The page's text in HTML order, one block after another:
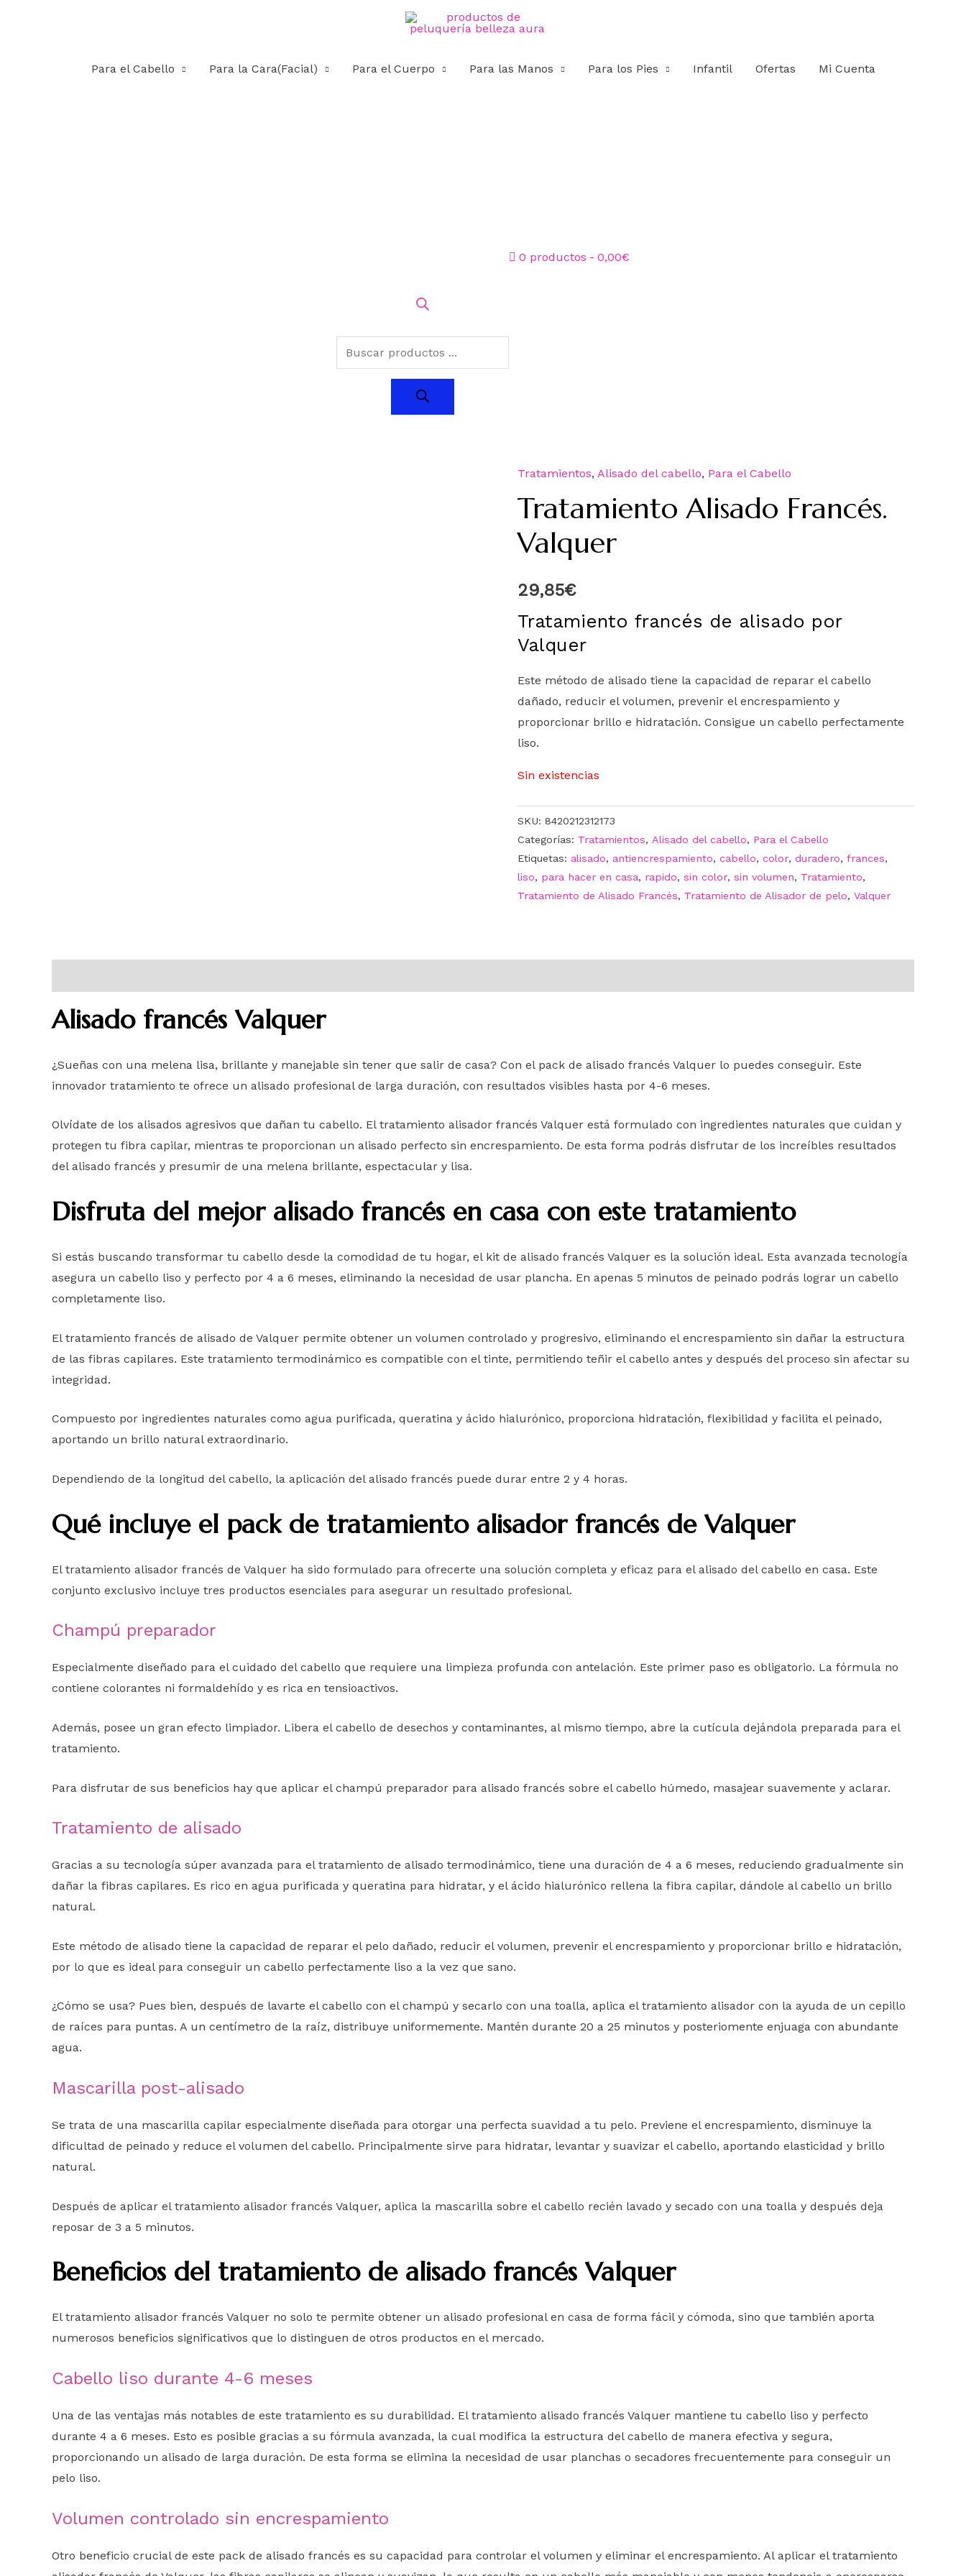
Para el Cabello Para la Cara(Facial) Para el Cuerpo Para las Manos Para los Pies Infantil Ofertas Mi Cuenta
0 productos 0,00€
Tratamientos, Alisado del cabello, Para el Cabello
Tratamiento Alisado Francés.
Valquer
29,85€
Tratamiento francés de alisado por
Valquer
Este método de alisado tiene la capacidad de reparar el cabello
dañado, reducir el volumen, prevenir el encrespamiento y
proporcionar brillo e hidratación. Consigue un cabello perfectamente
liso.
Sin existencias
SKU: 8420212312173
Categorías: Tratamientos, Alisado del cabello, Para el Cabello
Etiquetas: alisado, antiencrespamiento, cabello, color, duradero, frances,
liso, para hacer en casa, rapido, sin color, sin volumen, Tratamiento,
Tratamiento de Alisado Francés, Tratamiento de Alisador de pelo, Valquer
Alisado francés Valquer
¿Sueñas con una melena lisa, brillante y manejable sin tener que salir de casa? Con el pack de alisado francés Valquer lo puedes conseguir. Este
innovador tratamiento te ofrece un alisado profesional de larga duración, con resultados visibles hasta por 4-6 meses.
Olvídate de los alisados agresivos que dañan tu cabello. El tratamiento alisador francés Valquer está formulado con ingredientes naturales que cuidan y
protegen tu fibra capilar, mientras te proporcionan un alisado perfecto sin encrespamiento. De esta forma podrás disfrutar de los increíbles resultados
del alisado francés y presumir de una melena brillante, espectacular y lisa.
Disfruta del mejor alisado francés en casa con este tratamiento
Si estás buscando transformar tu cabello desde la comodidad de tu hogar, el kit de alisado francés Valquer es la solución ideal. Esta avanzada tecnología
asegura un cabello liso y perfecto por 4 a 6 meses, eliminando la necesidad de usar plancha. En apenas 5 minutos de peinado podrás lograr un cabello
completamente liso.
El tratamiento francés de alisado de Valquer permite obtener un volumen controlado y progresivo, eliminando el encrespamiento sin dañar la estructura
de las fibras capilares. Este tratamiento termodinámico es compatible con el tinte, permitiendo teñir el cabello antes y después del proceso sin afectar su
integridad.
Compuesto por ingredientes naturales como agua purificada, queratina y ácido hialurónico, proporciona hidratación, flexibilidad y facilita el peinado,
aportando un brillo natural extraordinario.
Dependiendo de la longitud del cabello, la aplicación del alisado francés puede durar entre 2 y 4 horas.
Qué incluye el pack de tratamiento alisador francés de Valquer
El tratamiento alisador francés de Valquer ha sido formulado para ofrecerte una solución completa y eficaz para el alisado del cabello en casa. Este
conjunto exclusivo incluye tres productos esenciales para asegurar un resultado profesional.
Champú preparador
Especialmente diseñado para el cuidado del cabello que requiere una limpieza profunda con antelación. Este primer paso es obligatorio. La fórmula no
contiene colorantes ni formaldehído y es rica en tensioactivos.
Además, posee un gran efecto limpiador. Libera el cabello de desechos y contaminantes, al mismo tiempo, abre la cutícula dejándola preparada para el
tratamiento.
Para disfrutar de sus beneficios hay que aplicar el champú preparador para alisado francés sobre el cabello húmedo, masajear suavemente y aclarar.
Tratamiento de alisado
Gracias a su tecnología súper avanzada para el tratamiento de alisado termodinámico, tiene una duración de 4 a 6 meses, reduciendo gradualmente sin
dañar la fibras capilares. Es rico en agua purificada y queratina para hidratar, y el ácido hialurónico rellena la fibra capilar, dándole al cabello un brillo
natural.
Este método de alisado tiene la capacidad de reparar el pelo dañado, reducir el volumen, prevenir el encrespamiento y proporcionar brillo e hidratación,
por lo que es ideal para conseguir un cabello perfectamente liso a la vez que sano.
¿Cómo se usa? Pues bien, después de lavarte el cabello con el champú y secarlo con una toalla, aplica el tratamiento alisador con la ayuda de un cepillo
de raíces para puntas. A un centímetro de la raíz, distribuye uniformemente. Mantén durante 20 a 25 minutos y posteriomente enjuaga con abundante
agua.
Mascarilla post-alisado
Se trata de una mascarilla capilar especialmente diseñada para otorgar una perfecta suavidad a tu pelo. Previene el encrespamiento, disminuye la
dificultad de peinado y reduce el volumen del cabello. Principalmente sirve para hidratar, levantar y suavizar el cabello, aportando elasticidad y brillo
natural.
Después de aplicar el tratamiento alisador francés Valquer, aplica la mascarilla sobre el cabello recién lavado y secado con una toalla y después deja
reposar de 3 a 5 minutos.
Beneficios del tratamiento de alisado francés Valquer
El tratamiento alisador francés Valquer no solo te permite obtener un alisado profesional en casa de forma fácil y cómoda, sino que también aporta
numerosos beneficios significativos que lo distinguen de otros productos en el mercado.
Cabello liso durante 4-6 meses
Una de las ventajas más notables de este tratamiento es su durabilidad. El tratamiento alisado francés Valquer mantiene tu cabello liso y perfecto
durante 4 a 6 meses. Esto es posible gracias a su fórmula avanzada, la cual modifica la estructura del cabello de manera efectiva y segura,
proporcionando un alisado de larga duración. De esta forma se elimina la necesidad de usar planchas o secadores frecuentemente para conseguir un
pelo liso.
Volumen controlado sin encrespamiento
Otro beneficio crucial de este pack de alisado francés es su capacidad para controlar el volumen y eliminar el encrespamiento. Al aplicar el tratamiento